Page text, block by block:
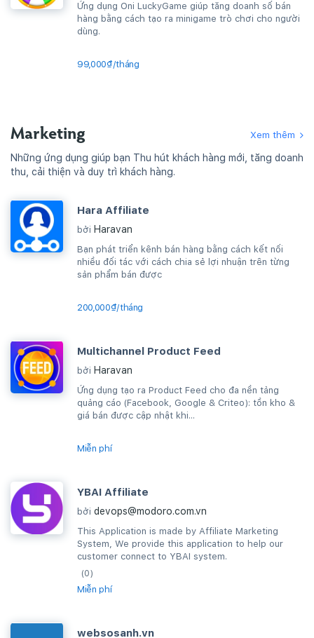
Ứng dụng Oni LuckyGame giúp tăng doanh số bán
hàng bằng cách tạo ra minigame trò chơi cho người
dùng.
99,000₫/tháng
Marketing Xem thêm
Những ứng dụng giúp bạn Thu hút khách hàng mới, tăng doanh
thu, cải thiện và duy trì khách hàng.
Hara Affiliate
bởi Haravan
Bạn phát triển kênh bán hàng bằng cách kết nối
nhiều đối tác với cách chia sẻ lợi nhuận trên từng
sản phẩm bán được
200,000₫/tháng
Multichannel Product Feed
bởi Haravan
Ứng dụng tạo ra Product Feed cho đa nền tảng
quảng cáo (Facebook, Google & Criteo): tồn kho &
giá bán được cập nhật khi...
Miễn phí
YBAI Affiliate
bởi devops@modoro.com.vn
This Application is made by Affiliate Marketing
System, We provide this application to help our
customer connect to YBAI system.
(0)
Miễn phí
websosanh.vn